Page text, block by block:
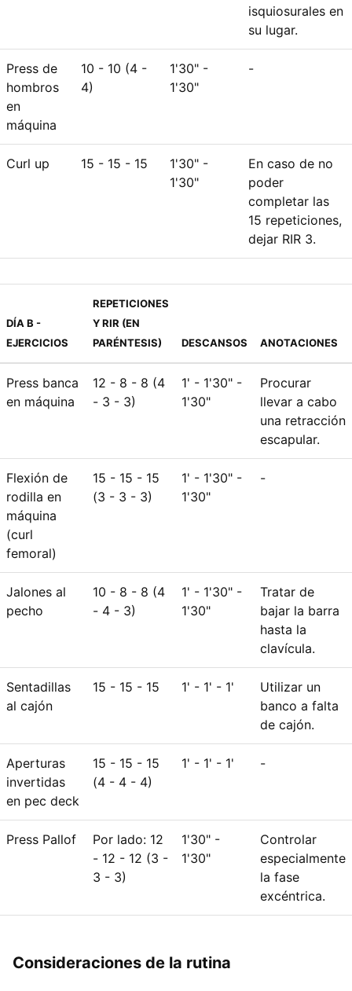
isquiosurales en
su lugar.
Press de
hombros
en
máquina
10 - 10 (4 -
4)
1'30" -
1'30"
-
Curl up 15 - 15 - 15
1'30" -
1'30"
En caso de no
poder
completar las
15 repeticiones,
dejar RIR 3.
DÍA B -
EJERCICIOS
REPETICIONES
Y RIR (EN
PARÉNTESIS)
DESCANSOS ANOTACIONES
Press banca
en máquina
12 - 8 - 8 (4
- 3 - 3)
1' - 1'30" -
1'30"
Procurar
llevar a cabo
una retracción
escapular.
Flexión de
rodilla en
máquina
(curl
femoral)
15 - 15 - 15
(3 - 3 - 3)
1' - 1'30" -
1'30"
-
Jalones al
pecho
10 - 8 - 8 (4
- 4 - 3)
1' - 1'30" -
1'30"
Tratar de
bajar la barra
hasta la
clavícula.
Sentadillas
al cajón
15 - 15 - 15 1' - 1' - 1'
Utilizar un
banco a falta
de cajón.
Aperturas
invertidas
en pec deck
15 - 15 - 15
(4 - 4 - 4)
1' - 1' - 1' -
Press Pallof
Por lado: 12
- 12 - 12 (3 -
3 - 3)
1'30" -
1'30"
Controlar
especialmente
la fase
excéntrica.
Consideraciones de la rutina